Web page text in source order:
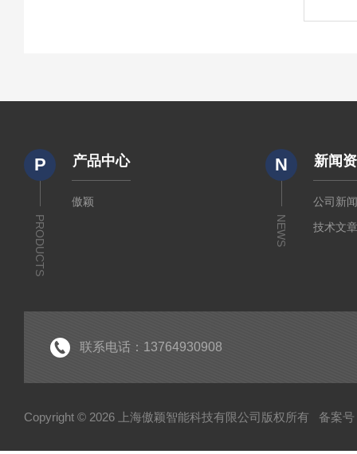
P
PRODUCTS
产品中心
傲颖
N
NEWS
新闻
公司新
技术文
联系电话：13764930908
Copyright © 2026 上海傲颖智能科技有限公司版权所有 备案号